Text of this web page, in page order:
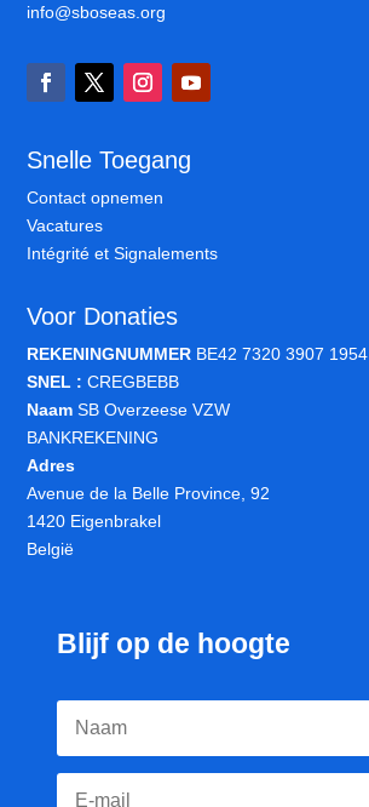
info@sboseas.org
Snelle Toegang
Contact opnemen
Vacatures
Intégrité et Signalements
Voor Donaties
REKENINGNUMMER BE42 7320 3907 1954
SNEL : CREGBEBB
Naam SB Overzeese VZW
BANKREKENING
Adres
Avenue de la Belle Province, 92
1420 Eigenbrakel
België
Blijf op de hoogte